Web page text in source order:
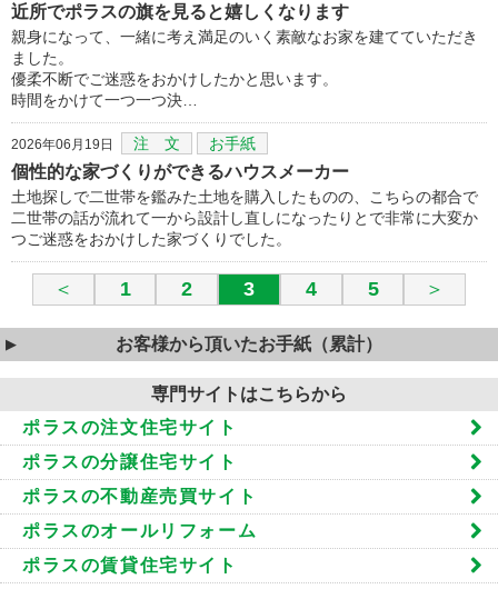
近所でポラスの旗を見ると嬉しくなります
親身になって、一緒に考え満足のいく素敵なお家を建てていただき
ました。
優柔不断でご迷惑をおかけしたかと思います。
時間をかけて一つ一つ決…
2026年06月19日 注 文 お手紙
個性的な家づくりができるハウスメーカー
土地探しで二世帯を鑑みた土地を購入したものの、こちらの都合で
二世帯の話が流れて一から設計し直しになったりとで非常に大変か
つご迷惑をおかけした家づくりでした。
＜ 1 2 3 4 5 ＞
お客様から頂いたお手紙（累計）
専門サイトはこちらから
ポラスの注文住宅サイト
ポラスの分譲住宅サイト
ポラスの不動産売買サイト
ポラスのオールリフォーム
ポラスの賃貸住宅サイト